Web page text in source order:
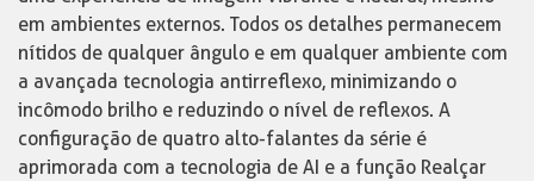
em ambientes externos. Todos os detalhes permanecem
nítidos de qualquer ângulo e em qualquer ambiente com
a avançada tecnologia antirreflexo, minimizando o
incômodo brilho e reduzindo o nível de reflexos. A
configuração de quatro alto-falantes da série é
aprimorada com a tecnologia de AI e a função Realçar